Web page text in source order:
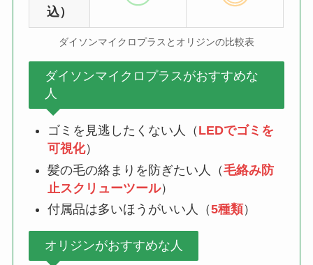
込）
ダイソンマイクロプラスとオリジンの比較表
ダイソンマイクロプラスがおすすめな
人
ゴミを見逃したくない人（ LEDでゴミを
可視化）
髪の毛の絡まりを防ぎたい人（毛絡み防
止スクリューツール）
付属品は多いほうがいい人（5種類）
オリジンがおすすめな人